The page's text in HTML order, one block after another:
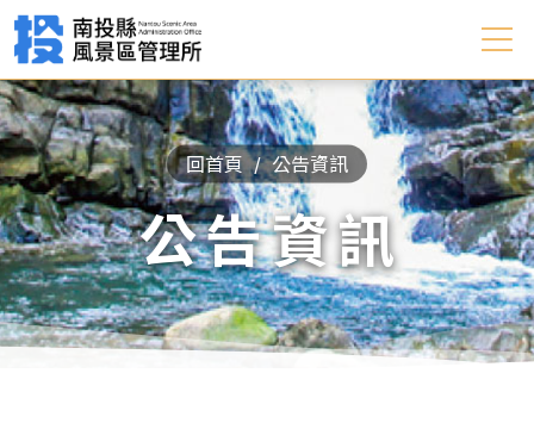
回首頁 公告資訊
公告資訊